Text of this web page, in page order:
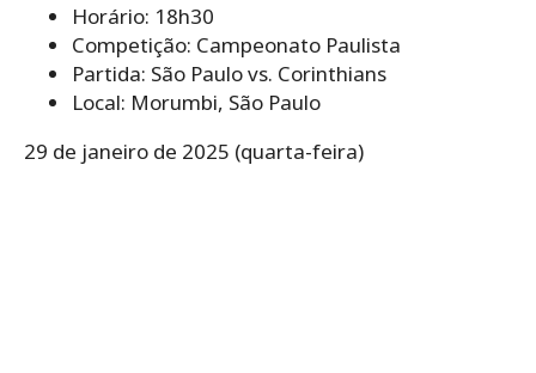
Horário: 18h30
Competição: Campeonato Paulista
Partida: São Paulo vs. Corinthians
Local: Morumbi, São Paulo
29 de janeiro de 2025 (quarta-feira)